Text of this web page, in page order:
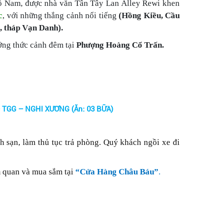
được nhà văn Tân Tây Lan Alley Rewi khen
, với những thắng cảnh nổi tiếng(Hồng Kiều, Cầu
tháp Vạn Danh).
thức cảnh đêm tại Phượng Hoàng Cổ Trấn.
– NGHI XƯƠNG (Ăn: 03 BỮA)
sạn, làm thủ tục trả phòng. Quý khách ngồi xe đi
và mua sắm tại “Cửa Hàng Châu Báu”.